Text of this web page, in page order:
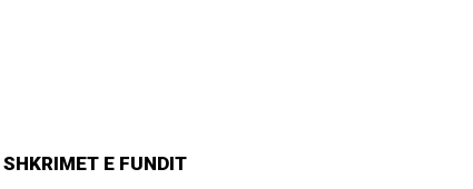
SHKRIMET E FUNDIT